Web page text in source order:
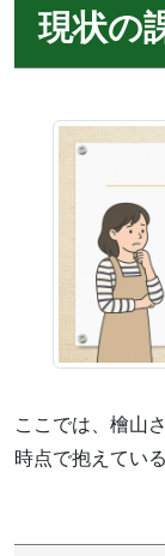
現状の
ここでは、檜山
時点で抱えてい